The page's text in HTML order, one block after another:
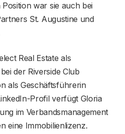
war sie auch bei
St. Augustine und
Real Estate als
der Riverside Club
als Geschäftsführerin
Profil verfügt Gloria
im Verbandsmanagement
eine Immobilienlizenz.